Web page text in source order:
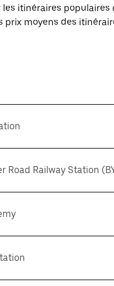
les itinéraires
prix moyens des
Road Railway Station